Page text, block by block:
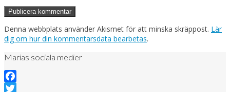
Denna webbplats använder Akismet för att minska skräppost. Lär
dig om hur din kommentarsdata bearbetas.
Marias sociala medier
Facebook